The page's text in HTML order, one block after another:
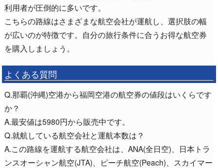
利用者が圧倒的に多いです。
こちらの路線はさまざまな航空会社が運航し、選択肢の幅
が広いのが特徴です。自分の旅行条件に合うお得な航空券
を購入しましょう。
よくある質問
Q.那覇(沖縄)空港から福岡空港の航空券の値段はいくらです
か？
A.最安値は5980円から販売中です。
Q.就航している航空会社と運航本数は？
A.この路線を運航する航空会社は、ANA(全日空)、日本トラ
ンスオーシャン航空(JTA)、ピーチ航空(Peach)、スカイマー